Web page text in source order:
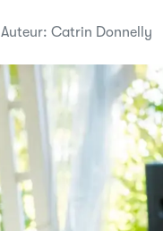
Auteur: Catrin Donnelly